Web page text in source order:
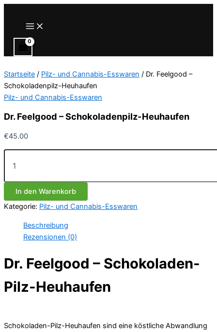
Main
Menu
Startseite / Pilz- und Cannabis-Esswaren / Dr. Feelgood –
Schokoladenpilz-Heuhaufen
Pilz- und Cannabis-Esswaren
Dr. Feelgood – Schokoladenpilz-Heuhaufen
€45.00
Dr.
Feelgood
Schokoladenpilz-
Heuhaufen
Menge
In den Warenkorb
Kategorie: Pilz- und Cannabis-Esswaren
Beschreibung
Rezensionen (0)
Dr. Feelgood – Schokoladen-
Pilz-Heuhaufen
Schokoladen-Pilz-Heuhaufen sind eine köstliche Abwandlung